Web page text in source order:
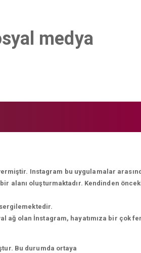
medya
Instagram bu uygulamalar
alanı oluşturmaktadır. Kendinden
ağ olan İnstagram, hayatımıza bir çok
Bu durumda ortaya